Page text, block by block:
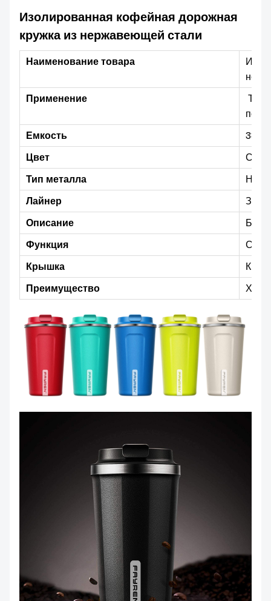
Изолированная кофейная дорожная
кружка из нержавеющей стали
Наименование товара
Применение
Емкость
380/
Цвет
Тип металла
Лайнер
Описание
Функция
Крышка
Преимущество